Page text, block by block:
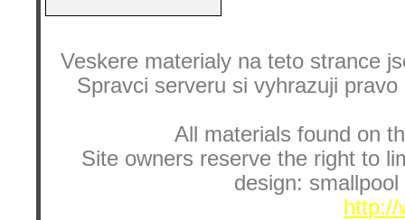
Veskere materialy na teto strance
Spravci serveru si vyhrazuji
All materials found on
Site owners reserve the right to
design:
http://